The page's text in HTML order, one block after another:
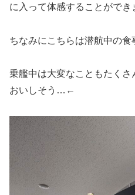
に入って体感することができ
ちなみにこちらは潜航中の食
乗艦中は大変なこともたく
おいしそう…←